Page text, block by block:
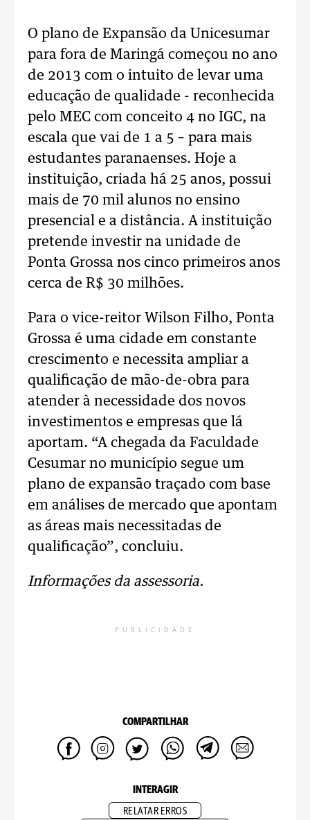
O plano de Expansão da Unicesumar
para fora de Maringá começou no ano
de 2013 com o intuito de levar uma
educação de qualidade - reconhecida
pelo MEC com conceito 4 no IGC, na
escala que vai de 1 a 5 – para mais
estudantes paranaenses. Hoje a
instituição, criada há 25 anos, possui
mais de 70 mil alunos no ensino
presencial e a distância. A instituição
pretende investir na unidade de
Ponta Grossa nos cinco primeiros anos
cerca de R$ 30 milhões.
Para o vice-reitor Wilson Filho, Ponta
Grossa é uma cidade em constante
crescimento e necessita ampliar a
qualificação de mão-de-obra para
atender à necessidade dos novos
investimentos e empresas que lá
aportam. “A chegada da Faculdade
Cesumar no município segue um
plano de expansão traçado com base
em análises de mercado que apontam
as áreas mais necessitadas de
qualificação”, concluiu.
Informações da assessoria.
PUBLICIDADE
COMPARTILHAR
INTERAGIR
RELATAR ERROS